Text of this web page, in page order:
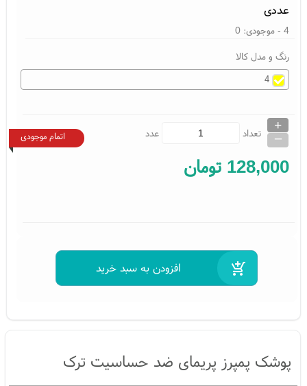
عددی
4 - موجودی:0
رنگ و مدل کالا
4
تعداد
+
_ عدد اتمام موجودی
128,000 تومان
پوشک پمپرز پریمای ضد حساسیت ترک